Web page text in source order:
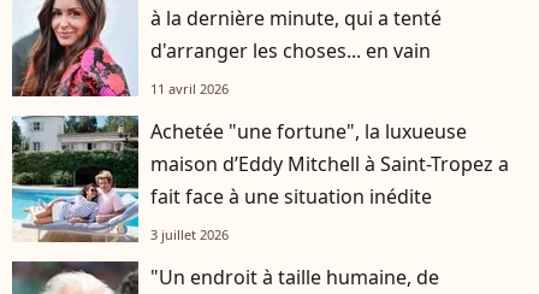
à la dernière minute, qui a tenté
d'arranger les choses... en vain
11 avril 2026
Achetée "une fortune", la luxueuse
maison d’Eddy Mitchell à Saint-Tropez a
fait face à une situation inédite
3 juillet 2026
"Un endroit à taille humaine, de